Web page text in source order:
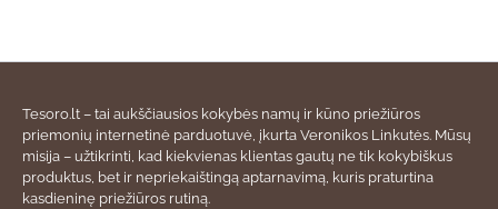
Tesoro.lt – tai aukščiausios kokybės namų ir kūno priežiūros
priemonių internetinė parduotuvė, įkurta Veronikos Linkutės. Mūsų
misija – užtikrinti, kad kiekvienas klientas gautų ne tik kokybiškus
produktus, bet ir nepriekaištingą aptarnavimą, kuris praturtina
kasdieninę priežiūros rutiną.